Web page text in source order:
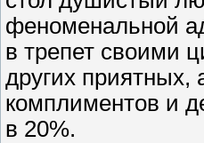
феноменальной
в трепет своими
других
комплиментов и
в 20%.